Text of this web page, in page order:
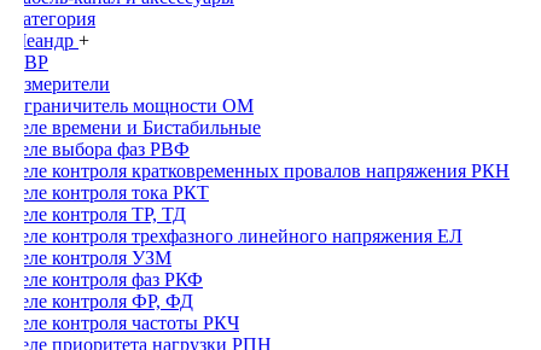
Категория
Меандр +
АВР
Измерители
Ограничитель мощности ОМ
Реле времени и Бистабильные
Реле выбора фаз РВФ
Реле контроля кратковременных провалов напряжения РКН
Реле контроля тока РКТ
Реле контроля ТР, ТД
Реле контроля трехфазного линейного напряжения ЕЛ
Реле контроля УЗМ
Реле контроля фаз РКФ
Реле контроля ФР, ФД
Реле контроля частоты РКЧ
Реле приоритета нагрузки РПН